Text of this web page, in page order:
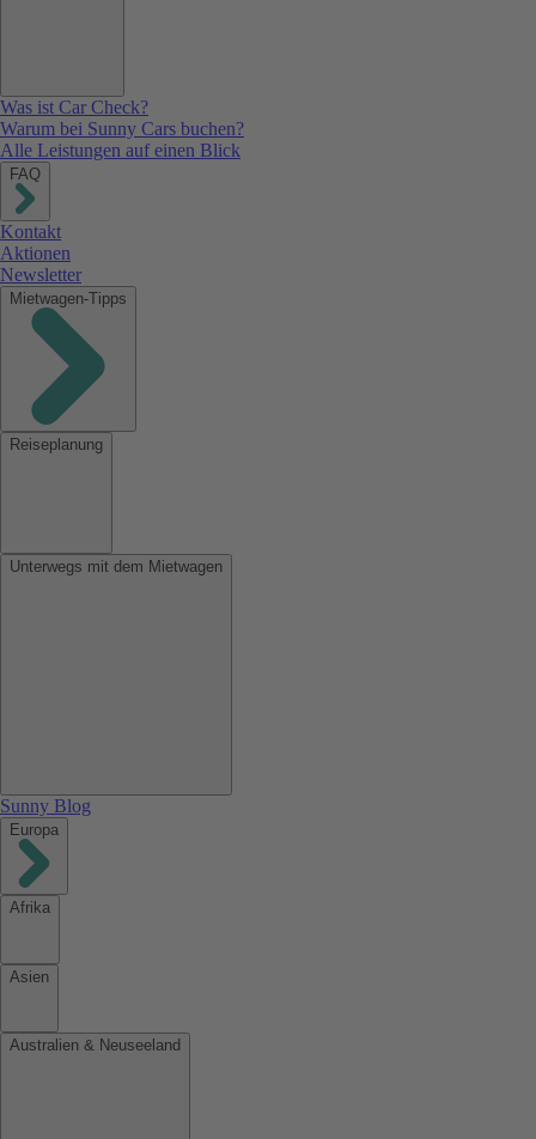
Was ist Car Check?
Warum bei Sunny Cars buchen?
Alle Leistungen auf einen Blick
FAQ
Kontakt
Aktionen
Newsletter
Mietwagen-Tipps
Reiseplanung
Unterwegs mit dem Mietwagen
Sunny Blog
Europa
Afrika
Asien
Australien & Neuseeland